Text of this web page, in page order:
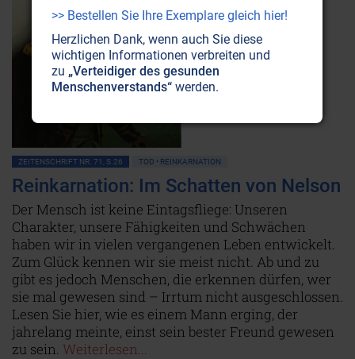
ZEITENSCHRIFT NR. 71, S.26 TOD • REINKARNATION
Reinkarnation: Im Schatten von Nelson
Der Mensch ist keine Eintagsfliege: Unseren
Charakter, unsere Fähigkeiten und Schwächen
haben wir in vielen vergangenen Leben entwickelt.
Zum Glück kennen wir sie meist nicht. Ab und zu
gibt es jedoch Menschen, die erkennen dürfen, wer
sie mal gewesen sind – Irrtum nicht ausgeschlossen.
Lesen Sie hier, wie es einem Mann erging, der
jahrelang meinte, einst sein bester Freund gewesen
zu sein. Weiterlesen...
>> Bestellen Sie Ihre Exemplare gleich hier!
Herzlichen Dank, wenn auch Sie diese
wichtigen Informationen verbreiten und
zu „Verteidiger des gesunden
Menschenverstands“ werden.